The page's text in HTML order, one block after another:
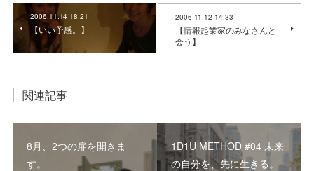
2006.11.14 18:21
【いい予感。】
2006.11.12 14:33
【情報起業家のみなさんと
会う】
関連記事
8月、2つの扉を開きま
す。
1D1U METHOD #04 未来
の自分を、先に生きる。